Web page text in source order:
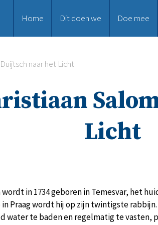
Home Dit doen we Doe mee
naar het Licht
Licht
in 1734 geboren in Temesvar, het
in Praag wordt hij op zijn twintigste
water te baden en regelmatig te vasten,